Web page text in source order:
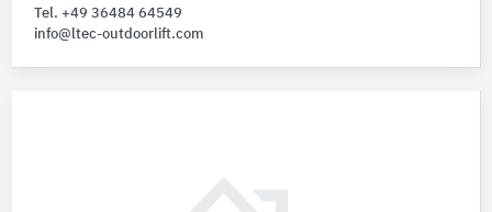
Tel. +49 36484 64549
info@ltec-outdoorlift.com